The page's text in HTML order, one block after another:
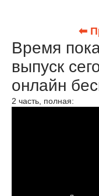
⬅
Время
выпуск
онлайн
2 часть, полная: